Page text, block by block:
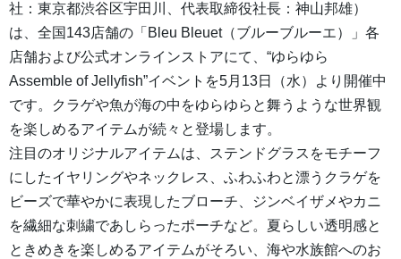
社：東京都渋谷区宇田川、代表取締役社長：神山邦雄）
は、全国143店舗の「Bleu Bleuet（ブルーブルーエ）」各
店舗および公式オンラインストアにて、“ゆらゆら
Assemble of Jellyfish”イベントを5月13日（水）より開催中
です。クラゲや魚が海の中をゆらゆらと舞うような世界観
を楽しめるアイテムが続々と登場します。
注目のオリジナルアイテムは、ステンドグラスをモチーフ
にしたイヤリングやネックレス、ふわふわと漂うクラゲを
ビーズで華やかに表現したブローチ、ジンベイザメやカニ
を繊細な刺繍であしらったポーチなど。夏らしい透明感と
ときめきを楽しめるアイテムがそろい、海や水族館へのお